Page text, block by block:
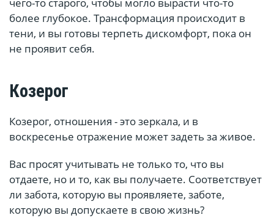
чего-то старого, чтобы могло вырасти что-то
более глубокое. Трансформация происходит в
тени, и вы готовы терпеть дискомфорт, пока он
не проявит себя.
Козерог
Козерог, отношения - это зеркала, и в
воскресенье отражение может задеть за живое.
Вас просят учитывать не только то, что вы
отдаете, но и то, как вы получаете. Соответствует
ли забота, которую вы проявляете, заботе,
которую вы допускаете в свою жизнь?